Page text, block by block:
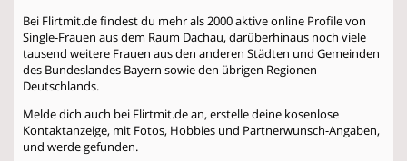
Bei Flirtmit.de findest du mehr als 2000 aktive online Profile von
Single-Frauen aus dem Raum Dachau, darüberhinaus noch viele
tausend weitere Frauen aus den anderen Städten und Gemeinden
des Bundeslandes Bayern sowie den übrigen Regionen
Deutschlands.
Melde dich auch bei Flirtmit.de an, erstelle deine kosenlose
Kontaktanzeige, mit Fotos, Hobbies und Partnerwunsch-Angaben,
und werde gefunden.